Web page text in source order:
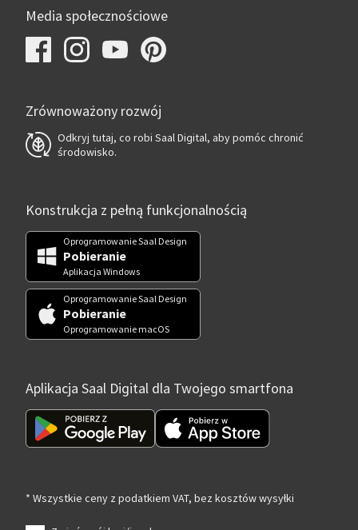
Media społecznościowe
Zrównoważony rozwój
Odkryj tutaj, co robi Saal Digital, aby pomóc chronić
środowisko.
Konstrukcja z pełną funkcjonalnością
Oprogramowanie Saal Design
Pobieranie
Aplikacja Windows
Oprogramowanie Saal Design
Pobieranie
Oprogramowanie macOS
Aplikacja Saal Digital dla Twojego smartfona
* Wszystkie ceny z podatkiem VAT, bez kosztów wysyłki